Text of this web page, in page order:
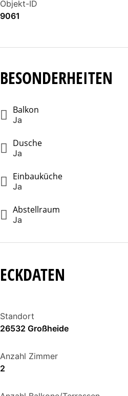
Objekt-ID
9061
BESONDERHEITEN
Balkon
Ja
Dusche
Ja
Einbauküche
Ja
Abstellraum
Ja
ECKDATEN
Standort
26532 Großheide
Anzahl Zimmer
2